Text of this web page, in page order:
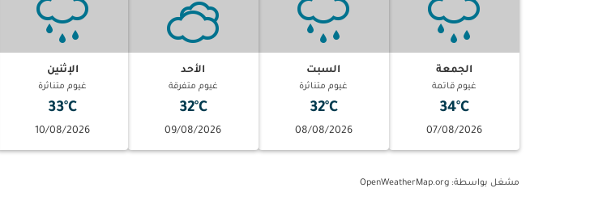
الجمعة
غيوم قاتمة
34°C
07/08/2026
السبت
غيوم متناثرة
32°C
08/08/2026
الأحد
غيوم متفرقة
32°C
09/08/2026
الإثنين
غيوم متناثرة
33°C
10/08/2026
مشغل بواسطة: OpenWeatherMap.org